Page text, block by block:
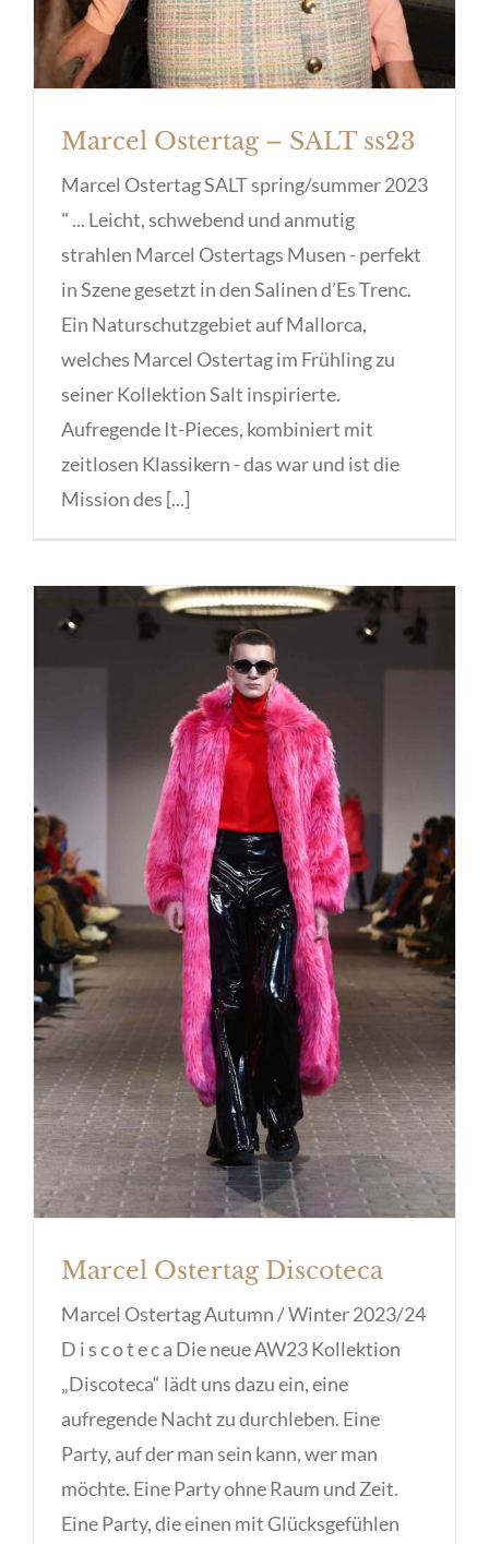
Marcel Ostertag – SALT ss23
Marcel Ostertag SALT spring/summer 2023
" ... Leicht, schwebend und anmutig
strahlen Marcel Ostertags Musen - perfekt
in Szene gesetzt in den Salinen d’Es Trenc.
Ein Naturschutzgebiet auf Mallorca,
welches Marcel Ostertag im Frühling zu
seiner Kollektion Salt inspirierte.
Aufregende It-Pieces, kombiniert mit
zeitlosen Klassikern - das war und ist die
Mission des [...]
Marcel Ostertag Discoteca
Marcel Ostertag Discoteca
Marcel Ostertag Autumn / Winter 2023/24
D i s c o t e c a Die neue AW23 Kollektion
„Discoteca“ lädt uns dazu ein, eine
aufregende Nacht zu durchleben. Eine
Party, auf der man sein kann, wer man
möchte. Eine Party ohne Raum und Zeit.
Eine Party, die einen mit Glücksgefühlen